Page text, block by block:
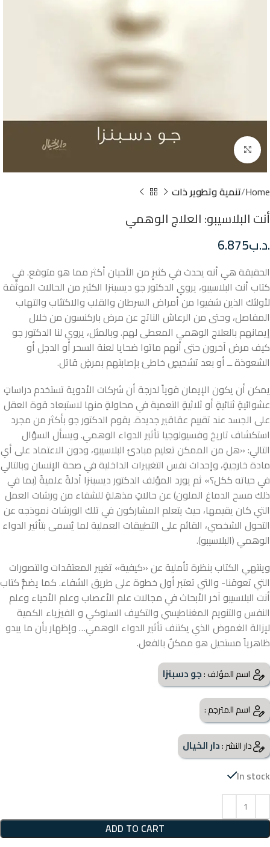
Click to enlarge
Home تنمية وتطوير ذات
أنت البلاسيبو: العلاج الوهمي
.د.ب6.875
الحقيقة هي أنه يحدث في كثيرٍ من الأحيان أكثر مما هو متوقع. في
كتاب أنت البلاسيبو، يروي الدكتور جو ديسبنزا الكثير من الحالات الموثّقة
لأولئك الذين شفيوا من أمراض السرطان والقلب والاكتئاب والتهاب
المفاصل، وحتى من الرعاش الناتج عن مرض باركنسون من خلال
إيمانهم بالعلاج الوهمي المعطى لهم. وبالمثل، يروي لنا الدكتور جو
كيف مرض آخرون حتى أنهم ماتوا ضحايا لعنة السحر أو الدجل أو
الشعوذة ــ أو بعد تشخيصٍ خاطئ بإصابتهم بمرضٍ قاتل.
يمكن أن يكون الإيمان قوياً لدرجة أن شركات الأدوية تستخدم دراساتٍ
عشوائيةٍ ثنائيةٍ أو ثلاثيةٍ التعمية في محاولةٍ منها لاستبعاد قوة العقل
على الجسد عند تقييم عقاقير جديدة. يقوم الدكتور جو بأكثر من مجرد
استكشاف تاريخ وفسيولوجيا تأثير الدواء الوهمي. ويسأل السؤال
التالي: «هل من الممكن تعليم مبادئ البلاسيبو، ودون الاعتماد على أي
مادة خارجيةٍ، وإحداث نفس التغييرات الداخلية في صحة الإنسان وبالتالي
في حياته ككل؟» ثم يورد المؤلف الدكتور ديسبنزا أدلةً علميةً (بما في
ذلك مسح الدماغ الملون) عن حالاتٍ مذهلةٍ للشفاء من ورشات العمل
التي كان يقيمها، حيث يتعلم المشاركون في تلك الورشات نموذجه عن
التحول الشخصي، القائم على التطبيقات العملية لما يُسمى بتأثير الدواء
الوهمي (البلاسيبو).
وينتهي الكتاب بنظرة تأملية عن «كيفية» تغيير المعتقدات والتصورات
التي تعوقنا- والتي تعتبر أول خطوة على طريق الشفاء. كما يضمُّ كتاب
أنت البلاسيبو آخر الأبحاث في مجالات علم الأعصاب وعلم الأحياء وعلم
النفس والتنويم المغناطيسي والتكييف السلوكي و الفيزياء الكمية
لإزالة الغموض الذي يكتنف تأثير الدواء الوهمي… وإظهار بأن ما يبدو
ظاهرياً مستحيل هو ممكنٌ بالفعل.
اسم المؤلف :جو دسبنزا
اسم المترجم :
دار النشر :دار الخيال
In stock
ADD TO CART